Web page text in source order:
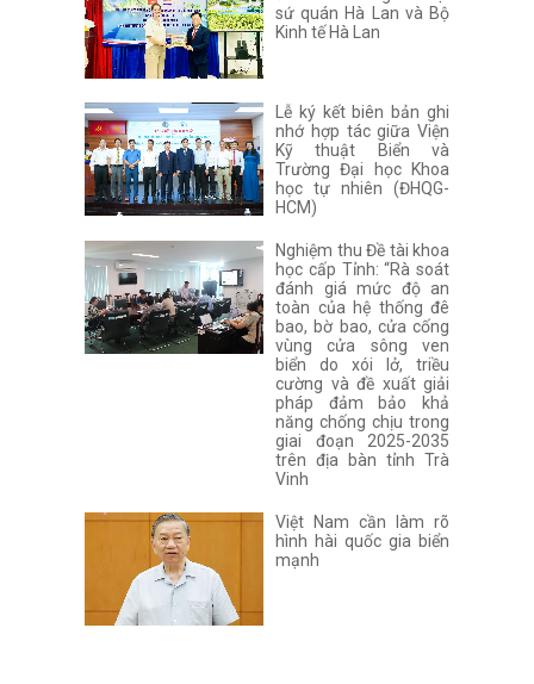
sứ quán Hà Lan và Bộ
Kinh tế Hà Lan
Lễ ký kết biên bản ghi
nhớ hợp tác giữa Viện
Kỹ thuật Biển và
Trường Đại học Khoa
học tự nhiên (ĐHQG-
HCM)
Nghiệm thu Đề tài khoa
học cấp Tỉnh: “Rà soát
đánh giá mức độ an
toàn của hệ thống đê
bao, bờ bao, cửa cống
vùng cửa sông ven
biển do xói lở, triều
cường và đề xuất giải
pháp đảm bảo khả
năng chống chịu trong
giai đoạn 2025-2035
trên địa bàn tỉnh Trà
Vinh
Việt Nam cần làm rõ
hình hài quốc gia biển
mạnh